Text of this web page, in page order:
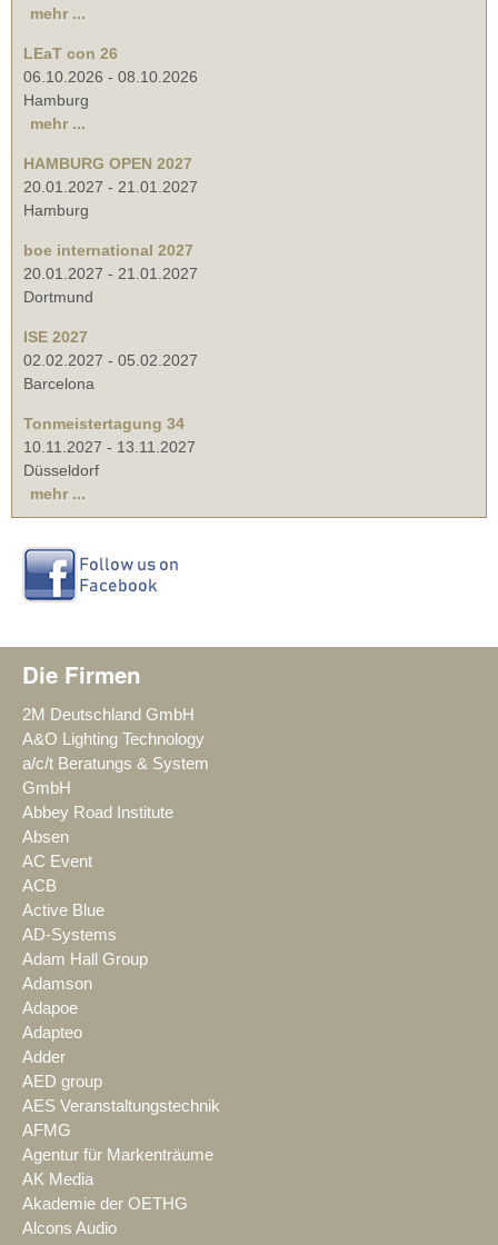
mehr ...
LEaT con 26
06.10.2026 - 08.10.2026
Hamburg
mehr ...
HAMBURG OPEN 2027
20.01.2027 - 21.01.2027
Hamburg
boe international 2027
20.01.2027 - 21.01.2027
Dortmund
ISE 2027
02.02.2027 - 05.02.2027
Barcelona
Tonmeistertagung 34
10.11.2027 - 13.11.2027
Düsseldorf
mehr ...
Die Firmen
2M Deutschland GmbH
A&O Lighting Technology
a/c/t Beratungs & System
GmbH
Abbey Road Institute
Absen
AC Event
ACB
Active Blue
AD-Systems
Adam Hall Group
Adamson
Adapoe
Adapteo
Adder
AED group
AES Veranstaltungstechnik
AFMG
Agentur für Markenträume
AK Media
Akademie der OETHG
Alcons Audio